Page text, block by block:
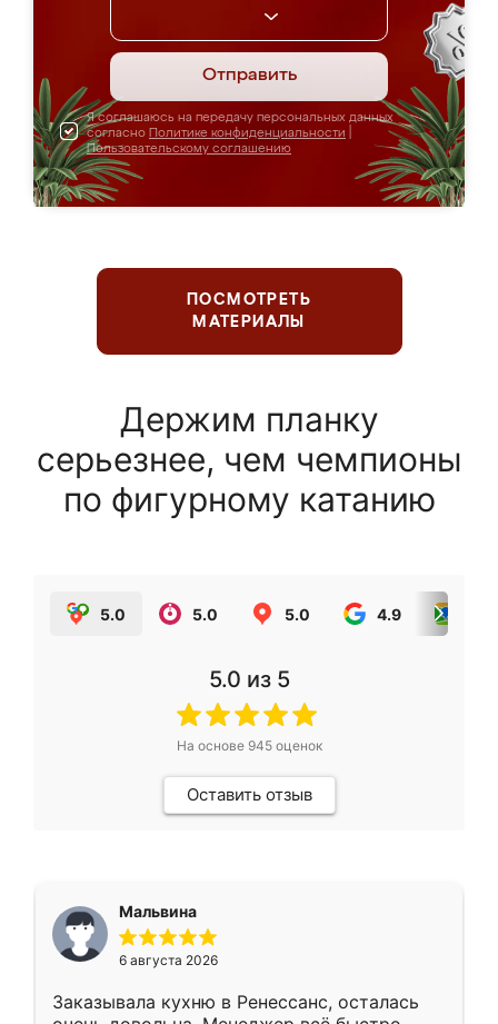
Отправить
Я соглашаюсь на передачу персональных данных
согласно Политике конфиденциальности
Пользовательскому соглашению
ПОСМОТРЕТЬ
МАТЕРИАЛЫ
Держим планку
серьезнее, чем чемпионы
по фигурному катанию
5.0 5.0 5.0 4.9
5.0 из 5
На основе 945оценок
Оставить отзыв
Мальвина
6 августа 2026
Заказывала кухню в Ренессанс, осталась